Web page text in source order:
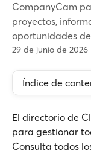
CompanyCam
proyectos,
oportunidades
29 de junio de 2026
Índice de
El directorio de
para gestionar
Consulta todos